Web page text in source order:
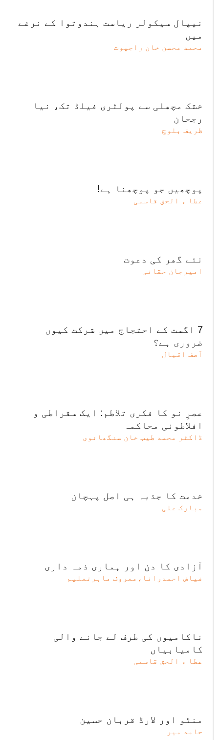
نیپال سیکولر ریاست ہندوتوا کے نرغے
میں
محمد محسن خان راجپوت
خشک مچھلی سے پولٹری فیلڈ تک، نیا
رجحان
ظریف بلوچ
پوچھیں جو پوچھنا ہے!
عطا ء الحق قاسمی
نئے گھر کی دعوت
امیرجان حقانی
7 اگست کے احتجاج میں شرکت کیوں
ضروری ہے؟
آصف اقبال
عصرِ نو کا فکری تلاطم: ایک سقراطی و
افلاطونی محاکمہ
ڈاکٹر محمد طیب خان سنگھانوی
خدمت کا جذبہ ہی اصل پہچان
مبارک علی
آزادی کا دن اور ہماری ذمہ داری
فیاض احمدرانا،معروف ماہرتعلیم
ناکامیوں کی طرف لے جانے والی
کامیابیاں
عطا ء الحق قاسمی
منٹو اور لارڈ قربان حسین
حامد میر